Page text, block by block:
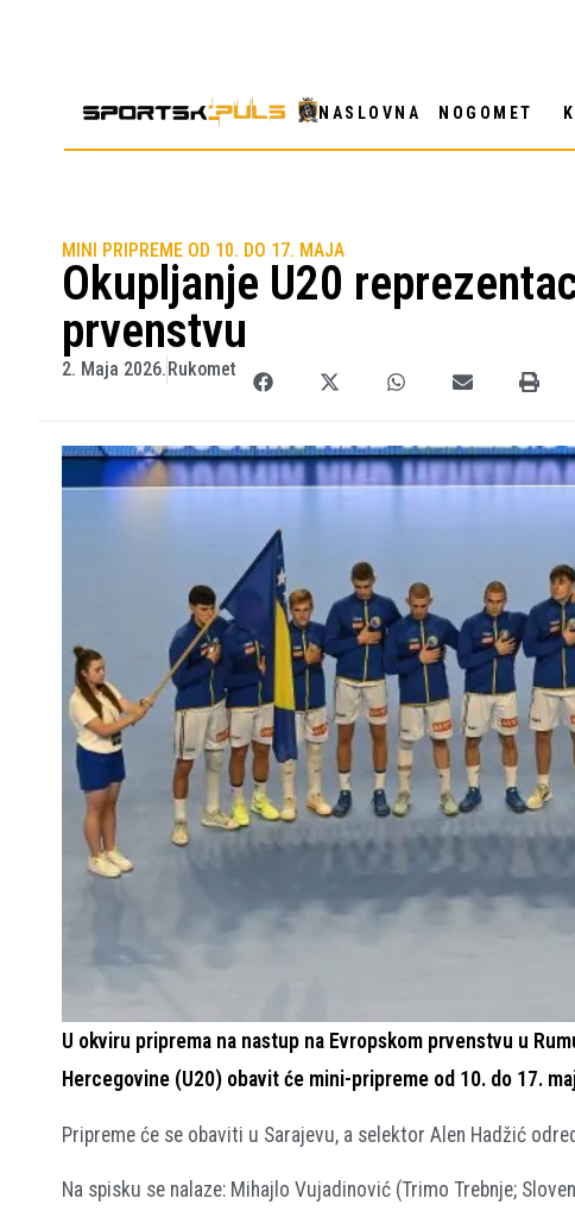
NASLOVNA NOGOMET
MINI PRIPREME OD 10. DO 17. MAJA
Okupljanje U20
prvenstvu
2. Maja 2026.Rukomet
U okviru priprema na nastup na Evropskom prvenstvu u
Hercegovine (U20) obavit će mini-pripreme od 10. do 17.
Pripreme će se obaviti u Sarajevu, a selektor Alen Hadžić
Na spisku se nalaze: Mihajlo Vujadinović (Trimo Trebnje;